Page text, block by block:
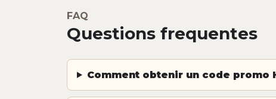
FAQ
Questions frequentes
Comment obtenir un code promo